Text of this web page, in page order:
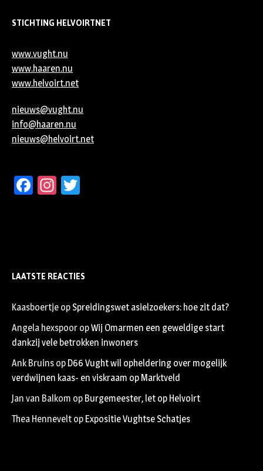
STICHTING HELVOIRTNET
www.vught.nu
www.haaren.nu
www.helvoirt.net
nieuws@vught.nu
info@haaren.nu
nieuws@helvoirt.net
Facebook
Instagram
LAATSTE REACTIES
Kaasboertje op Spreidingswet asielzoekers: hoe zit dat?
Angela hexspoor opWij Omarmen een geweldige start
dankzij vele betrokken inwoners
Ank Bruins op D66 Vught wil opheldering over mogelijk
verdwijnen kaas- en viskraam op Marktveld
Jan van Balkom op Burgemeester, let op Helvoirt
Thea Hennevelt op Expositie Vughtse Schatjes